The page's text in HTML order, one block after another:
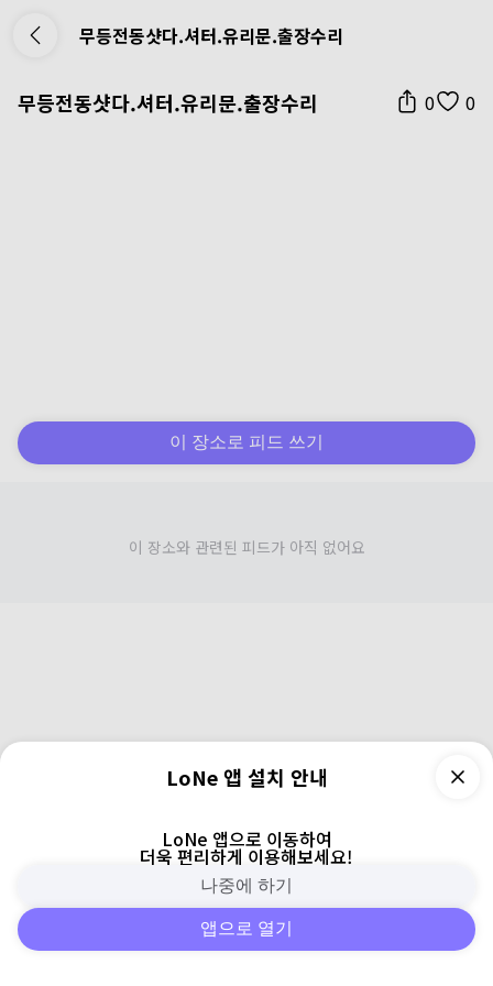
무등전동샷다.셔터.유리문.출장수리
무등전동샷다.셔터.유리문.출장수리 0 0
이 장소로 피드 쓰기
이 장소와 관련된 피드가 아직 없어요
피드 주변 검색 로그인
LoNe 앱 설치 안내
LoNe 앱으로 이동하여
더욱 편리하게 이용해보세요!
나중에 하기
앱으로 열기